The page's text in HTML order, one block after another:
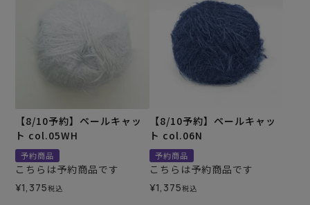
【8/10予約】ペールキャッ
ト col.05WH
予約商品
こちらは予約商品です
¥1,375税込
【8/10予約】ペールキャッ
ト col.06N
予約商品
こちらは予約商品です
¥1,375税込